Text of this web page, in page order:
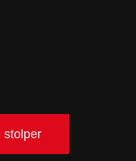
stolper